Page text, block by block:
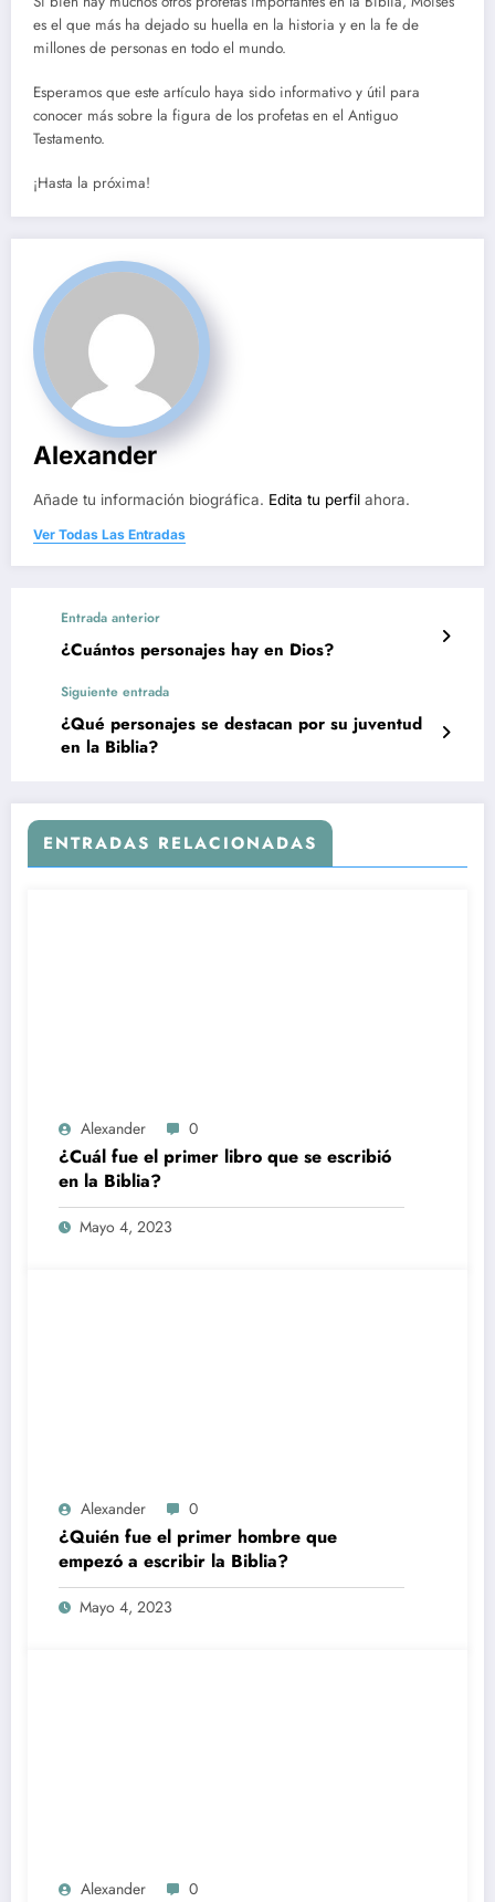
es el que más ha dejado su huella en la historia y en la fe de
millones de personas en todo el mundo.
Esperamos que este artículo haya sido informativo y útil para
conocer más sobre la figura de los profetas en el Antiguo
Testamento.
¡Hasta la próxima!
Alexander
Añade tu información biográfica. Edita tu perfil ahora.
Ver Todas Las Entradas
Entrada anterior
¿Cuántos personajes hay en Dios?
Siguiente entrada
¿Qué personajes se destacan por su juventud
en la Biblia?
ENTRADAS RELACIONADAS
Alexander 0
¿Cuál fue el primer libro que se escribió
en la Biblia?
Mayo 4, 2023
Alexander 0
¿Quién fue el primer hombre que
empezó a escribir la Biblia?
Mayo 4, 2023
Alexander 0